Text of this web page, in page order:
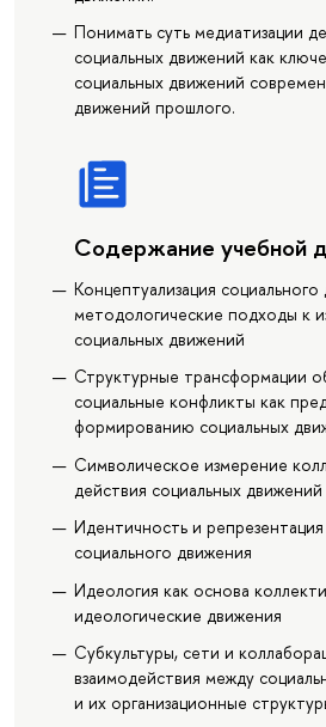
Понимать суть медиатизации
социальных движений как
социальных движений
движений прошлого.
Содержание учебной
Концептуализация
методологические подходы к
социальных движений
Структурные трансформации
социальные конфликты как
формированию социальных
Символическое измерение
действия социальных движений
Идентичность и
социального движения
Идеология как основа
идеологические движения
Субкультуры, сети и
взаимодействия между
и их организационные